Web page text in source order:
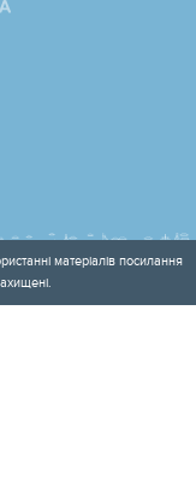
матеріалів посилання